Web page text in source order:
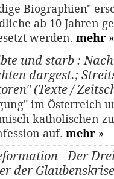
Biographien"
ab 10 Jahren
werden. mehr »
und starb : Nach
dargest.;
(Texte /
im Österreich
katholischen
auf. mehr »
- Der
der